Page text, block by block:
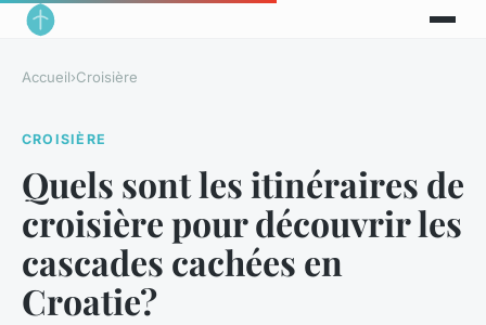
Accueil›Croisière
CROISIÈRE
Quels sont les itinéraires de
croisière pour découvrir les
cascades cachées en
Croatie?